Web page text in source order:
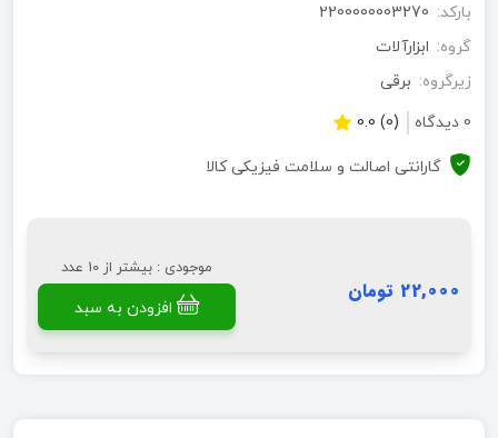
بارکد: 2200000003270
گروه: ابزارآلات
زیرگروه: برقی
0 دیدگاه
(0) 0.0
گارانتی اصالت و سلامت فیزیکی کالا
22,000 تومان
موجودی : بیشتر از 10 عدد
افزودن به سبد